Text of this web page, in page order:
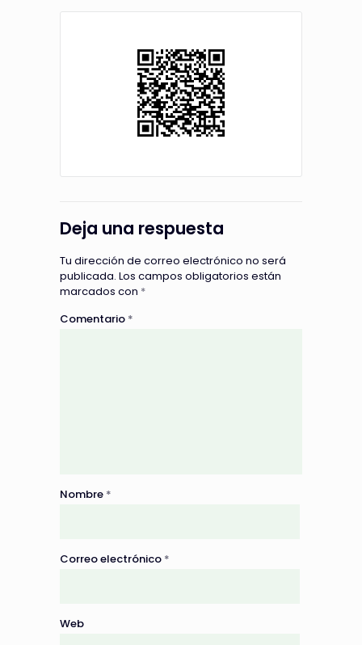
Deja una respuesta
Tu dirección de correo electrónico no será
publicada. Los campos obligatorios están
marcados con *
Comentario *
Nombre *
Correo electrónico *
Web